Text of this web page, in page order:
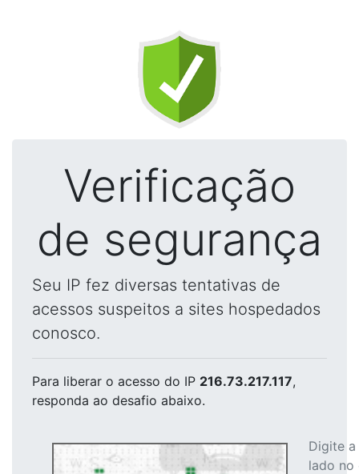
Verificação
de segurança
Seu IP fez diversas tentativas de
acessos suspeitos a sites hospedados
conosco.
Para liberar o acesso do IP 216.73.217.117,
responda ao desafio abaixo.
Digite
lado no